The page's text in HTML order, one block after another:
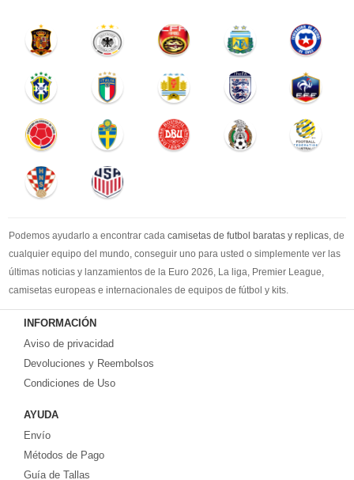
Podemos ayudarlo a encontrar cada camisetas de futbol baratas y replicas, de
cualquier equipo del mundo, conseguir uno para usted o simplemente ver las
últimas noticias y lanzamientos de la Euro 2026, La liga, Premier League,
camisetas europeas e internacionales de equipos de fútbol y kits.
Comprecamisetas de futbol baratasen la tienda deportiva más grande de
Europa. ¡Grandes ofertas en todas las camisetas del club de fútbol, ​​kits
europeos e internacionales, todo a los precios más bajos!
Compre nuestra gran selección de
equipaciones, camisetas y un portero a partir de €17.6. Diseños de fútbol
INFORMACIÓN
Aviso de privacidad
Devoluciones y Reembolsos
Condiciones de Uso
AYUDA
Envío
Métodos de Pago
Guía de Tallas